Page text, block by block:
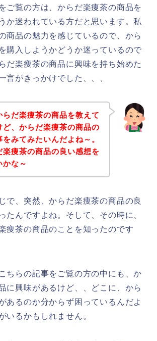
ご覧の方は、からだ楽痩茶の商品を
か迷われている方だと思います。私
商品の魅力を感じているので、から
購入しようかどうか迷っているので
だ楽痩茶の商品に興味を持ち始めた
言がきっかけでした、、、
らだ楽痩茶の商品を教えて
ど、からだ楽痩茶の商品の
みてみたいんだよね～。
楽痩茶の商品の良い感想を
かな～
で、突然、からだ楽痩茶の商品の良
たんですよね。そして、その時に、
痩茶の商品のことを知ったのです
ちらの記事をご覧の方の中にも、か
に興味があるけど、、どこに、から
あるのか分からず困っているんだよ
いるかもしれません。